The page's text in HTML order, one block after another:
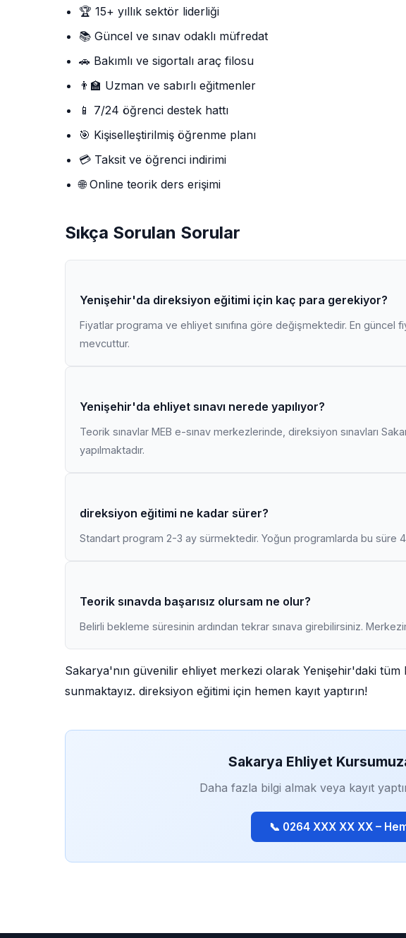
🏆 15+ yıllık sektör liderliği
📚 Güncel ve sınav odaklı müfredat
🚗 Bakımlı ve sigortalı araç filosu
👨‍🏫 Uzman ve sabırlı eğitmenler
📱 7/24 öğrenci destek hattı
🎯 Kişiselleştirilmiş öğrenme planı
💳 Taksit ve öğrenci indirimi
🌐 Online teorik ders erişimi
Sıkça Sorulan Sorular
Yenişehir'da direksiyon eğitimi için kaç para gerekiyor?
Fiyatlar programa ve ehliyet sınıfına göre değişmektedir. En güncel
mevcuttur.
Yenişehir'da ehliyet sınavı nerede yapılıyor?
Teorik sınavlar MEB e-sınav merkezlerinde, direksiyon sınavları
yapılmaktadır.
direksiyon eğitimi ne kadar sürer?
Standart program 2-3 ay sürmektedir. Yoğun programlarda bu süre
Teorik sınavda başarısız olursam ne olur?
Belirli bekleme süresinin ardından tekrar sınava girebilirsiniz.
Sakarya'nın güvenilir ehliyet merkezi olarak Yenişehir'daki tüm
sunmaktayız. direksiyon eğitimi için hemen kayıt yaptırın!
Sakarya Ehliyet
Daha fazla bilgi almak veya kayıt
📞 0264 XXX XX XX –